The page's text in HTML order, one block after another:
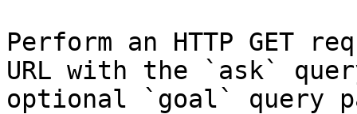
Perform an HTTP GET
URL with the `ask`
optional `goal` query